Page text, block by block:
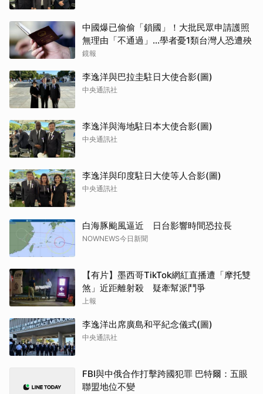
中國爆已偷偷「鎖國」！大批民眾申請護照
無理由「不通過」...學者憂1類台灣人恐遭殃
鏡報
李逸洋與巴拉圭駐日大使合影(圖)
中央通訊社
李逸洋與海地駐日本大使合影(圖)
中央通訊社
李逸洋與印度駐日大使等人合影(圖)
中央通訊社
白海豚颱風逼近 日台影響時間恐拉長
NOWNEWS今日新聞
【有片】墨西哥TikTok網紅直播遭「摩托雙
煞」近距離射殺 疑牽幫派鬥爭
上報
李逸洋出席廣島和平紀念儀式(圖)
中央通訊社
FBI與中俄合作打擊跨國犯罪 巴特爾：五眼
聯盟地位不變